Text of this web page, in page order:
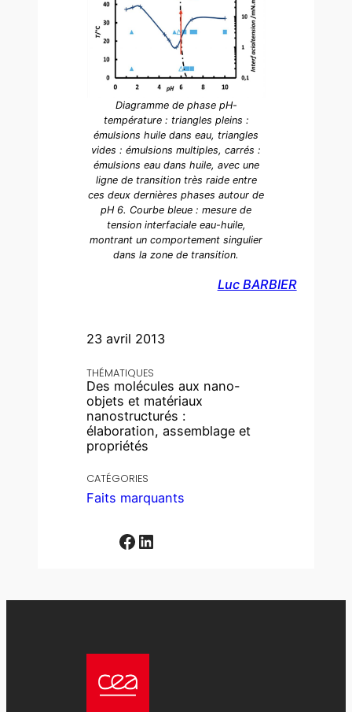
23 avril 2013
THÉMATIQUES
Des molécules aux nano-
objets et matériaux
nanostructurés :
élaboration, assemblage et
propriétés
CATÉGORIES
Faits marquants
Facebook LinkedIn
Diagramme de phase pH-
température : triangles pleins :
émulsions huile dans eau, triangles
vides : émulsions multiples, carrés :
émulsions eau dans huile, avec une
ligne de transition très raide entre
ces deux dernières phases autour de
pH 6. Courbe bleue : mesure de
tension interfaciale eau-huile,
montrant un comportement singulier
dans la zone de transition.
Luc BARBIER